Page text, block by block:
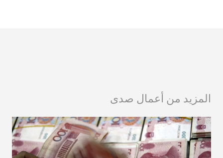
المزيد من أعمال صدى